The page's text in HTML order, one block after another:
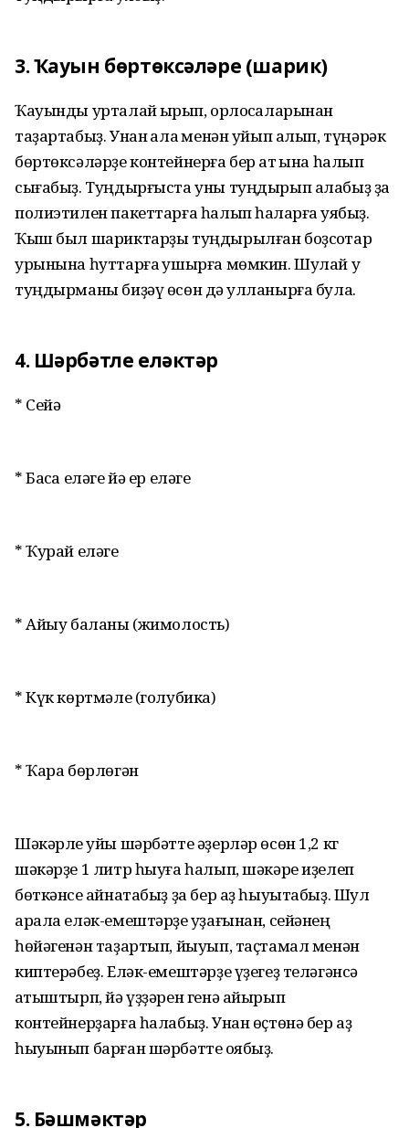
3. Ҡауын бөртөксәләре (шарик)
Ҡауынды урталай ҡырҡып, орлоҡсаларынан
таҙартабыҙ. Унан ҡалаҡ менән уйып алып, түңәрәк
бөртөксәләрҙе контейнерға бер ҡат ҡына һалып
сығабыҙ. Туңдырғыста уны туңдырып алабыҙ ҙа
полиэтилен пакеттарға һалып һаҡларға ҡуябыҙ.
Ҡыш был шариктарҙы туңдырылған боҙсоҡтар
урынына һуттарға ҡушырға мөмкин. Шулай уҡ
туңдырманы биҙәү өсөн дә ҡулланырға була.
4. Шәрбәтле еләктәр
* Сейә
* Баҡса еләге йә ер еләге
* Ҡурай еләге
* Айыу баланы (жимолость)
* Күк көртмәле (голубика)
* Ҡара бөрлөгән
Шәкәрле ҡуйы шәрбәтте әҙерләр өсөн 1,2 кг
шәкәрҙе 1 литр һыуға һалып, шәкәре иҙелеп
бөткәнсе ҡайнатабыҙ ҙа бер аҙ һыуытабыҙ. Шул
арала еләк-емештәрҙе ҡуҙағынан, сейәнең
һөйәгенән таҙартып, йыуып, таҫтамал менән
киптерәбеҙ. Еләк-емештәрҙе үҙегеҙ теләгәнсә
ҡатыштырп, йә үҙҙәрен генә айырып
контейнерҙарға һалабыҙ. Унан өҫтөнә бер аҙ
һыуынып барған шәрбәтте ҡоябыҙ.
5. Бәшмәктәр